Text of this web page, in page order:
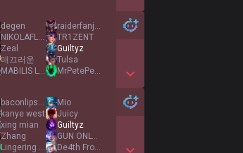
Show More Detail Games
degen
NIKOLAFLOPPA15
Zeal
매끄러운
MABILIS LABASAN
raiderfanjp2
TR1ZENT
Guiltyz
Tulsa
MrPetePetePeter
Show More Detail Games
baconlips999
kanye west
xing mian
Zhang
Lingering Will
Mio
Juicy
Guiltyz
GUN ONLY WAY OUT
De4th From Below